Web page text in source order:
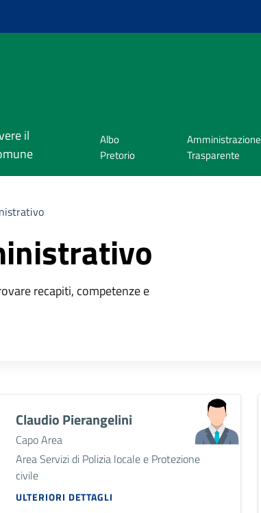
il
Albo
Pretorio
Amministrazione
Trasparente
recapiti, competenze e
Claudio Pierangelini
Capo Area
Area Servizi di Polizia locale e Protezione
civile
ULTERIORI DETTAGLI